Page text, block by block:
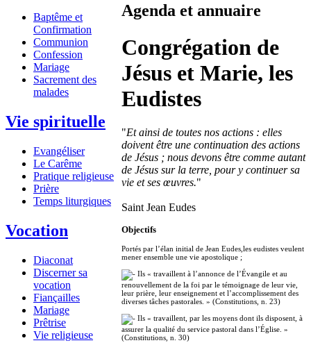
Baptême et
Confirmation
Communion
Confession
Mariage
Sacrement des
malades
Vie spirituelle
Evangéliser
Le Carême
Pratique religieuse
Prière
Temps liturgiques
Vocation
Diaconat
Discerner sa
vocation
Fiançailles
Mariage
Prêtrise
Vie religieuse
Agenda et annuaire
Congrégation de
Jésus et Marie, les
Eudistes
"Et ainsi de toutes nos actions : elles
doivent être une continuation des actions
de Jésus ; nous devons être comme autant
de Jésus sur la terre, pour y continuer sa
vie et ses œuvres."
Saint Jean Eudes
Objectifs
Portés par l’élan initial de Jean Eudes,les eudistes veulent
mener ensemble une vie apostolique ;
Ils « travaillent à l’annonce de l’Évangile et au
renouvellement de la foi par le témoignage de leur vie,
leur prière, leur enseignement et l’accomplissement des
diverses tâches pastorales. » (Constitutions, n. 23)
Ils « travaillent, par les moyens dont ils disposent, à
assurer la qualité du service pastoral dans l’Église. »
(Constitutions, n. 30)